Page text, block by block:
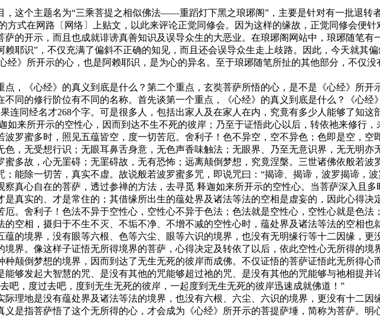
个主题名为“三乘菩提之相似佛法——重蹈灯下黑之琅琊阁”，主要是针对有一批退转
方式在网路〔网络〕上贴文，以此来评论正觉同修会。因为这样的缘故，正觉同修会便
的开示，而且也成就诽谤真善知识及误导众生的大恶业。在琅琊阁网站中，琅琊随笔
耶识”，不仅充满了偏斜不正确的知见，而且还会误导众生走上歧路。因此，今天就其
经》所开示的心，也是阿赖耶识，是为心的异名。至于琅琊随笔所扯的其他部分，不仅
《心经》的真义到底是什么？第二个重点，玄奘菩萨所悟的心，是不是《心经》所开
同的修行阶位有不同的名称。首先谈第一个重点，《心经》的真义到底是什么？《心
连同经名才268个字。可是很多人，包括出家人及在家人在内，究竟有多少人能够了知
如来所开示的空性心，因而到达不生不死的彼岸；乃至于证悟此心以后，转依祂来修行，
蜜多时，照见五蕴皆空，度一切苦厄。舍利子！色不异空，空不异色；色即是空，空
，无受想行识；无眼耳鼻舌身意，无色声香味触法；无眼界、乃至无意识界，无无明
多故，心无罣碍；无罣碍故，无有恐怖；远离颠倒梦想，究竟涅槃。三世诸佛依般若
能除一切苦，真实不虚。故说般若波罗蜜多咒，即说咒曰：“揭谛、揭谛，波罗揭谛，
心自在的菩萨，透过参禅的方法，去寻觅 释迦如来所开示的空性心。当菩萨深入且多
真实的、才是常住的；其借缘所出生的蕴处界及诸法等法的空相是虚妄的，因此心得
。舍利子！色法不异于空性心，空性心不异于色法；色法就是空性心，空性心就是色法
空相，摄归于不生不灭、不垢不净、不增不减的空性心时，蕴处界及诸法等法的空相
蕴的境界，没有眼等六根、色等六尘、眼等六识的境界，也没有无明缘行等十二因缘，
界。像这样子证悟无所得境界的菩萨，心得决定及转依了以后，依此空性心无所得的
颠倒梦想的境界，因而到达了无生无死的彼岸而成佛。不仅证悟的菩萨证悟此无所得
够发起大智慧的咒、是没有其他的咒能够超过祂的咒、是没有其他的咒能够与祂相提
吧，度过去吧，度到无生无死的彼岸，一起度到无生无死的彼岸迅速成就佛道！”
地是没有蕴处界及诸法等法的境界，也没有六根、六尘、六识的境界，更没有十二因
是指菩萨悟了这个无所得的心，才会成为《心经》所开示的菩提萨埵，简称为菩萨。